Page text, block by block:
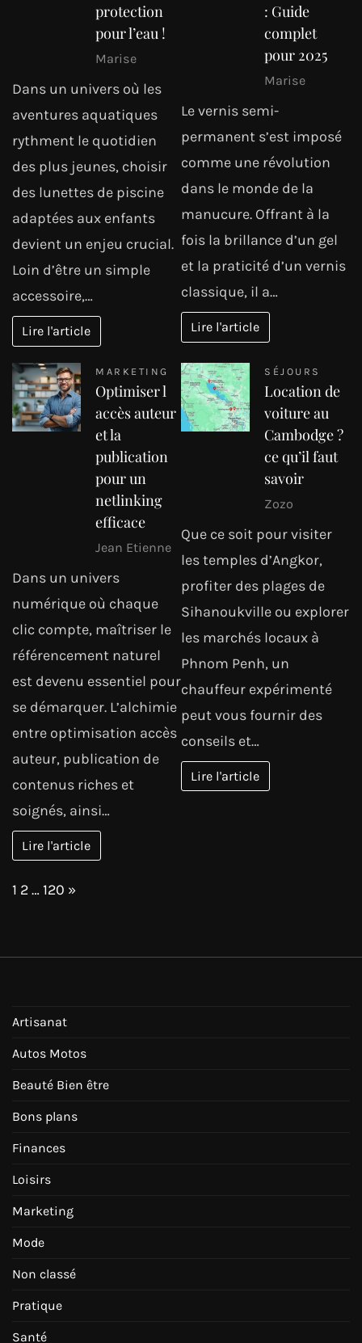
protection
pour l’eau !
Marise
Dans un univers où les
aventures aquatiques
rythment le quotidien
des plus jeunes, choisir
des lunettes de piscine
adaptées aux enfants
devient un enjeu crucial.
Loin d’être un simple
accessoire,…
Lire l'article
: Guide
complet
pour 2025
Marise
Le vernis semi-
permanent s’est imposé
comme une révolution
dans le monde de la
manucure. Offrant à la
fois la brillance d’un gel
et la praticité d’un vernis
classique, il a…
Lire l'article
MARKETING
Optimiser l
accès auteur
et la
publication
pour un
netlinking
efficace
Jean Etienne
Dans un univers
numérique où chaque
clic compte, maîtriser le
référencement naturel
est devenu essentiel pour
se démarquer. L’alchimie
entre optimisation accès
auteur, publication de
contenus riches et
soignés, ainsi…
Lire l'article
SÉJOURS
Location de
voiture au
Cambodge ?
ce qu’il faut
savoir
Zozo
Que ce soit pour visiter
les temples d’Angkor,
profiter des plages de
Sihanoukville ou explorer
les marchés locaux à
Phnom Penh, un
chauffeur expérimenté
peut vous fournir des
conseils et…
Lire l'article
Page:
1 2…120 Next
»
Artisanat
Autos Motos
Beauté Bien être
Bons plans
Finances
Loisirs
Marketing
Mode
Non classé
Pratique
Santé